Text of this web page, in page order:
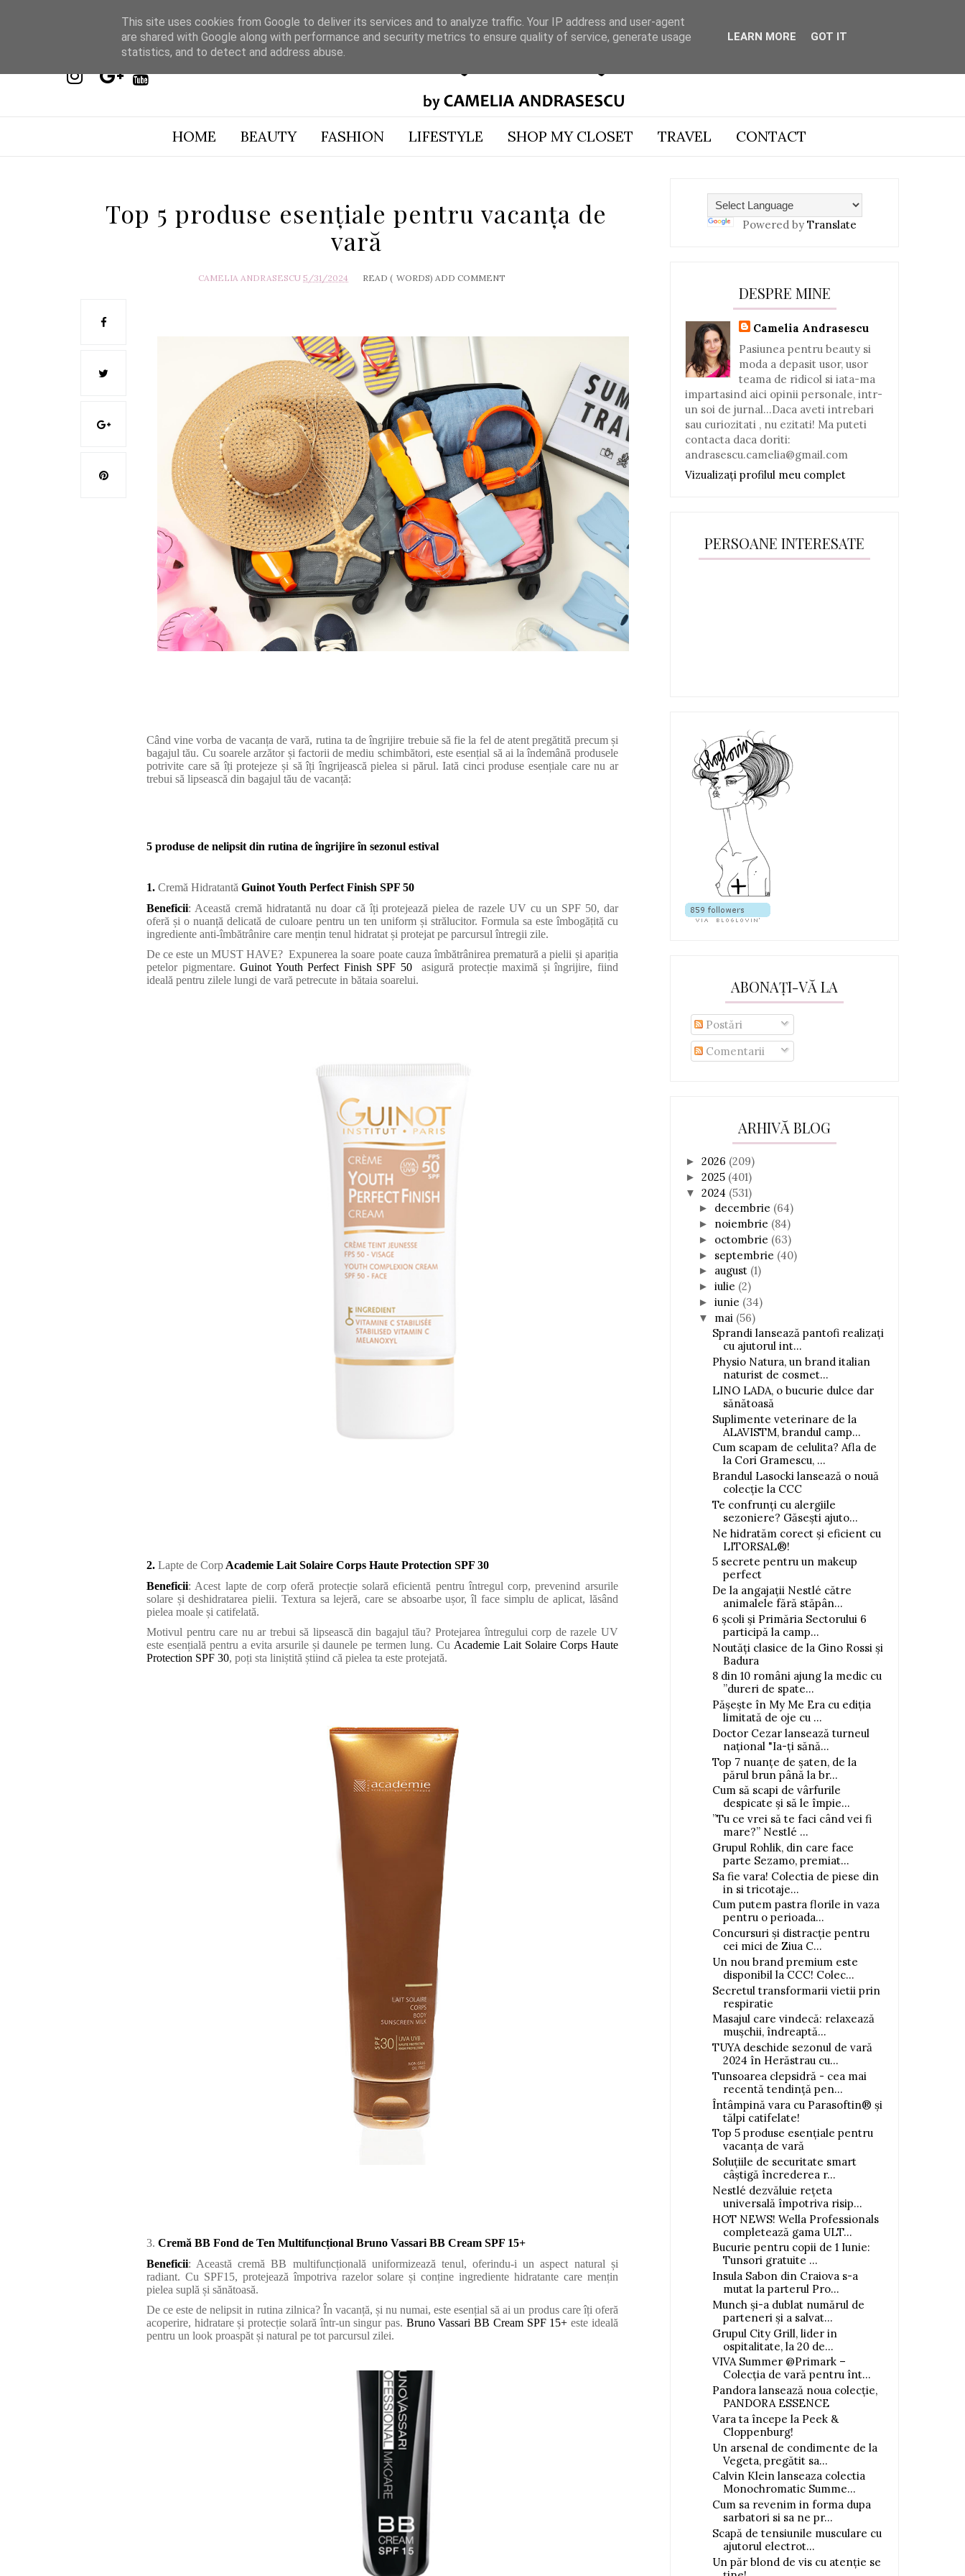
HOME BEAUTY FASHION LIFESTYLE SHOP MY CLOSET TRAVEL CONTACT
Top 5 produse esențiale pentru vacanța de
vară
CAMELIA ANDRASESCU 5/31/2024 READ ( WORDS) ADD COMMENT
Când vine vorba de vacanța de vară, rutina ta de îngrijire trebuie să fie la fel de atent pregătită precum și
bagajul tău. Cu soarele arzător și factorii de mediu schimbători, este esențial să ai la îndemână produsele
potrivite care să îți protejeze și să îți îngrijească pielea si părul. Iată cinci produse esențiale care nu ar
trebui să lipsească din bagajul tău de vacanță:
5 produse de nelipsit din rutina de îngrijire în sezonul estival
1.Cremă Hidratantă Guinot Youth Perfect Finish SPF 50
Beneficii: Această cremă hidratantă nu doar că îți protejează pielea de razele UV cu un SPF 50, dar
oferă și o nuanță delicată de culoare pentru un ten uniform și strălucitor. Formula sa este îmbogățită cu
ingrediente anti-îmbătrânire care mențin tenul hidratat și protejat pe parcursul întregii zile.
De ce este un MUST HAVE? Expunerea la soare poate cauza îmbătrânirea prematură a pielii și apariția
petelor pigmentare.Guinot Youth Perfect Finish SPF 50
asigură protecție maximă și îngrijire, fiind
ideală pentru zilele lungi de vară petrecute in bătaia soarelui.
2.Lapte de Corp Academie Lait Solaire Corps Haute Protection SPF 30
Beneficii: Acest lapte de corp oferă protecție solară eficientă pentru întregul corp, prevenind arsurile
solare și deshidratarea pielii. Textura sa lejeră, care se absoarbe ușor, îl face simplu de aplicat, lăsând
pielea moale și catifelată.
Motivul pentru care nu ar trebui să lipsească din bagajul tău? Protejarea întregului corp de razele UV
este esențială pentru a evita arsurile și daunele pe termen lung. Cu Academie Lait Solaire Corps Haute
Protection SPF 30, poți sta liniștită știind că pielea ta este protejată.
3.Cremă BB Fond de Ten Multifuncțional Bruno Vassari BB Cream SPF 15+
Beneficii: Această cremă BB multifuncțională uniformizează tenul, oferindu-i un aspect natural și
radiant. Cu SPF15, protejează împotriva razelor solare și conține ingrediente hidratante care mențin
pielea suplă și sănătoasă.
De ce este de nelipsit in rutina zilnica? În vacanță, și nu numai, este esențial să ai un produs care îți oferă
acoperire, hidratare și protecție solară într-un singur pas. Bruno Vassari BB Cream SPF 15+ este ideală
pentru un look proaspăt și natural pe tot parcursul zilei.
Powered by Translate
DESPRE MINE
Camelia Andrasescu
Pasiunea pentru beauty si
moda a depasit usor, usor
teama de ridicol si iata-ma
impartasind aici opinii personale, intr-
un soi de jurnal...Daca aveti intrebari
sau curiozitati , nu ezitati! Ma puteti
contacta daca doriti:
andrasescu.camelia@gmail.com
Vizualizați profilul meu complet
PERSOANE INTERESATE
ABONAȚI-VĂ LA
Postări
Comentarii
ARHIVĂ BLOG
► 2026 (209)
► 2025 (401)
▼ 2024 (531)
► decembrie (64)
► noiembrie (84)
► octombrie (63)
► septembrie (40)
► august (1)
► iulie (2)
► iunie (34)
▼ mai (56)
Sprandi lansează pantofi realizați
cu ajutorul int...
Physio Natura, un brand italian
naturist de cosmet...
LINO LADA, o bucurie dulce dar
sănătoasă
Suplimente veterinare de la
ALAVISTM, brandul camp...
Cum scapam de celulita? Afla de
la Cori Gramescu, ...
Brandul Lasocki lansează o nouă
colecție la CCC
Te confrunți cu alergiile
sezoniere? Găsești ajuto...
Ne hidratăm corect și eficient cu
LITORSAL®!
5 secrete pentru un makeup
perfect
De la angajații Nestlé către
animalele fără stăpân...
6 școli și Primăria Sectorului 6
participă la camp...
Noutăți clasice de la Gino Rossi și
Badura
8 din 10 români ajung la medic cu
”dureri de spate...
Pășește în My Me Era cu ediția
limitată de oje cu ...
Doctor Cezar lansează turneul
național "Ia-ți sănă...
Top 7 nuanțe de șaten, de la
părul brun până la br...
Cum să scapi de vârfurile
despicate și să le împie...
”Tu ce vrei să te faci când vei fi
mare?” Nestlé ...
Grupul Rohlik, din care face
parte Sezamo, premiat...
Sa fie vara! Colectia de piese din
in si tricotaje...
Cum putem pastra florile in vaza
pentru o perioada...
Concursuri și distracție pentru
cei mici de Ziua C...
Un nou brand premium este
disponibil la CCC! Colec...
Secretul transformarii vietii prin
respiratie
Masajul care vindecă: relaxează
mușchii, îndreaptă...
TUYA deschide sezonul de vară
2024 în Herăstrau cu...
Tunsoarea clepsidră - cea mai
recentă tendință pen...
Întâmpină vara cu Parasoftin® și
tălpi catifelate!
Top 5 produse esențiale pentru
vacanța de vară
Soluțiile de securitate smart
câștigă încrederea r...
Nestlé dezvăluie rețeta
universală împotriva risip...
HOT NEWS! Wella Professionals
completează gama ULT...
Bucurie pentru copii de 1 Iunie:
Tunsori gratuite ...
Insula Sabon din Craiova s-a
mutat la parterul Pro...
Munch și-a dublat numărul de
parteneri și a salvat...
Grupul City Grill, lider in
ospitalitate, la 20 de...
VIVA Summer @Primark –
Colecția de vară pentru înt...
Pandora lansează noua colecție,
PANDORA ESSENCE
Vara ta începe la Peek &
Cloppenburg!
Un arsenal de condimente de la
Vegeta, pregătit sa...
Calvin Klein lanseaza colectia
Monochromatic Summe...
Cum sa revenim in forma dupa
sarbatori si sa ne pr...
Scapă de tensiunile musculare cu
ajutorul electrot...
Un păr blond de vis cu atenție se
This site uses cookies from Google to deliver its services and to analyze traffic. Your IP address and user-agent
are shared with Google along with performance and security metrics to ensure quality of service, generate usage
statistics, and to detect and address abuse.
LEARN MORE GOT IT